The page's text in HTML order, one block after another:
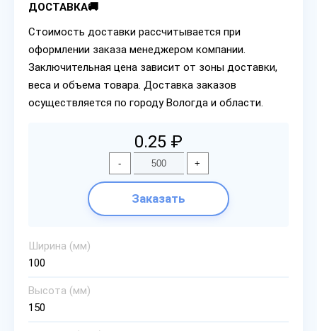
ДОСТАВКА🚚
Стоимость доставки рассчитывается при
оформлении заказа менеджером компании.
Заключительная цена зависит от зоны доставки,
веса и объема товара. Доставка заказов
осуществляется по городу Вологда и области.
0.25 ₽
- +
Заказать
Ширина (мм)
100
Высота (мм)
150